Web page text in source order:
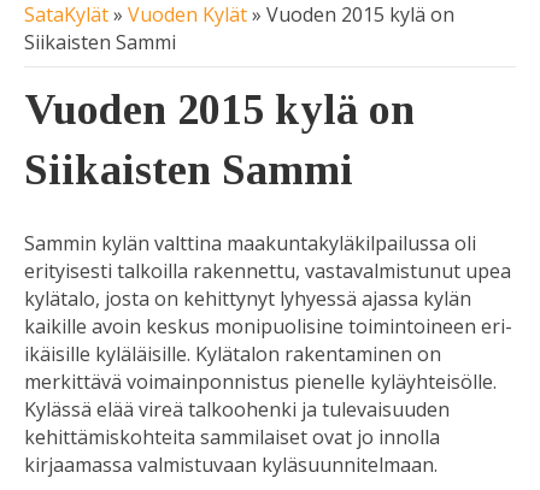
SataKylät» Vuoden Kylät» Vuoden 2015 kylä on
Siikaisten Sammi
Vuoden 2015 kylä on
Siikaisten Sammi
Sammin kylän valttina maakuntakyläkilpailussa oli
erityisesti talkoilla rakennettu, vastavalmistunut upea
kylätalo, josta on kehittynyt lyhyessä ajassa kylän
kaikille avoin keskus monipuolisine toimintoineen eri-
ikäisille kyläläisille. Kylätalon rakentaminen on
merkittävä voimainponnistus pienelle kyläyhteisölle.
Kylässä elää vireä talkoohenki ja tulevaisuuden
kehittämiskohteita sammilaiset ovat jo innolla
kirjaamassa valmistuvaan kyläsuunnitelmaan.